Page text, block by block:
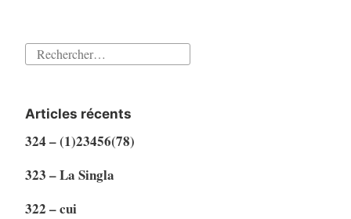
Rechercher :
Articles récents
324 – (1)23456(78)
323 – La Singla
322 – cui